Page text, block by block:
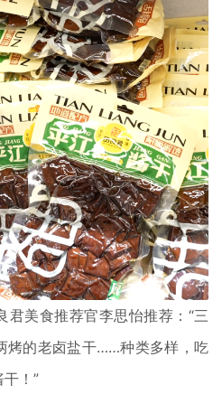
君美食推荐官李思怡推荐：“三
烤的老卤盐干……种类多样，吃
！ ”